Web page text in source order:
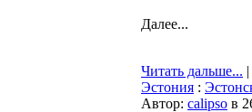
Далее...
Читать дальше...
Эстония :
Автор: calipso в